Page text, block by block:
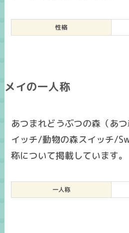
性格
メイの一人称
あつまれどうぶつの森（あ
イッチ/動物の森スイッチ/
称について掲載しています。
一人称